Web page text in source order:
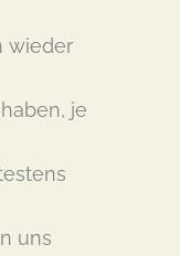
wieder
je
uns